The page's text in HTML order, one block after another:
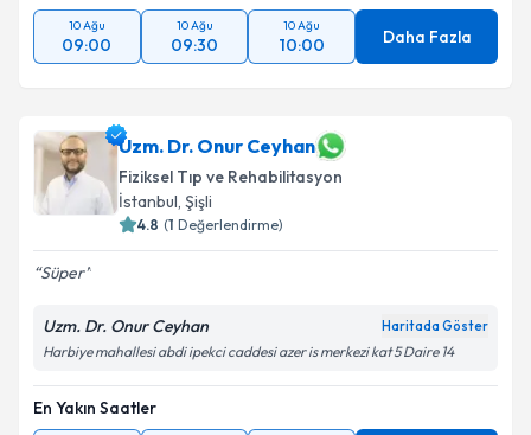
10 Ağu
09:00
10 Ağu
09:30
10 Ağu
10:00 Daha Fazla
Uzm. Dr. Onur Ceyhan
Fiziksel Tıp ve Rehabilitasyon
İstanbul, Şişli
4.8 (1 Değerlendirme)
Süper
Uzm. Dr. Onur Ceyhan Haritada Göster
Harbiye mahallesi abdi ipekci caddesi azer is merkezi kat 5 Daire 14
En Yakın Saatler